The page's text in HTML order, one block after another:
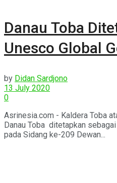
Danau Toba
Unesco Global
by Didan Sardjono
13 July 2020
0
Asrinesia.com - Kaldera Toba
Danau Toba ditetapkan
pada Sidang ke-209 Dewan...